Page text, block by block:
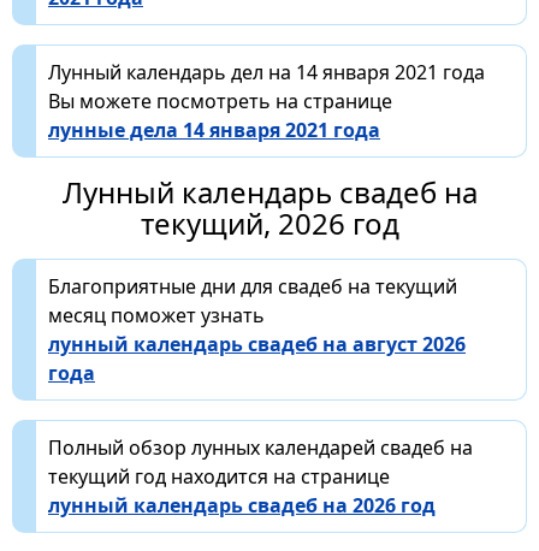
Лунный календарь дел на 14 января 2021 года
Вы можете посмотреть на странице
лунные дела 14 января 2021 года
Лунный календарь свадеб на
текущий, 2026 год
Благоприятные дни для свадеб на текущий
месяц поможет узнать
лунный календарь свадеб на август 2026
года
Полный обзор лунных календарей свадеб на
текущий год находится на странице
лунный календарь свадеб на 2026 год